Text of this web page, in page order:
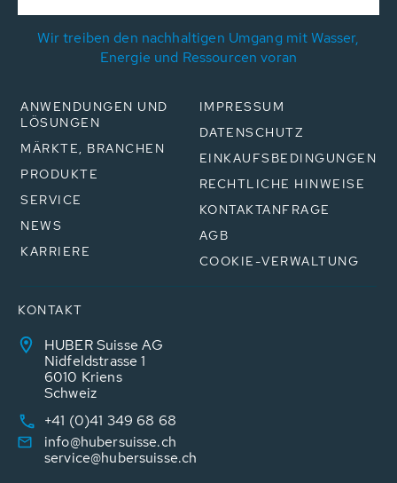
Wir treiben den nachhaltigen Umgang mit Wasser,
Energie und Ressourcen voran
ANWENDUNGEN UND
LÖSUNGEN
MÄRKTE, BRANCHEN
PRODUKTE
SERVICE
NEWS
KARRIERE
IMPRESSUM
DATENSCHUTZ
EINKAUFSBEDINGUNGEN
RECHTLICHE HINWEISE
KONTAKTANFRAGE
AGB
COOKIE-VERWALTUNG
KONTAKT
HUBER Suisse AG
Nidfeldstrasse 1
6010 Kriens
Schweiz
+41 (0)41 349 68 68
info@hubersuisse.ch
service@hubersuisse.ch